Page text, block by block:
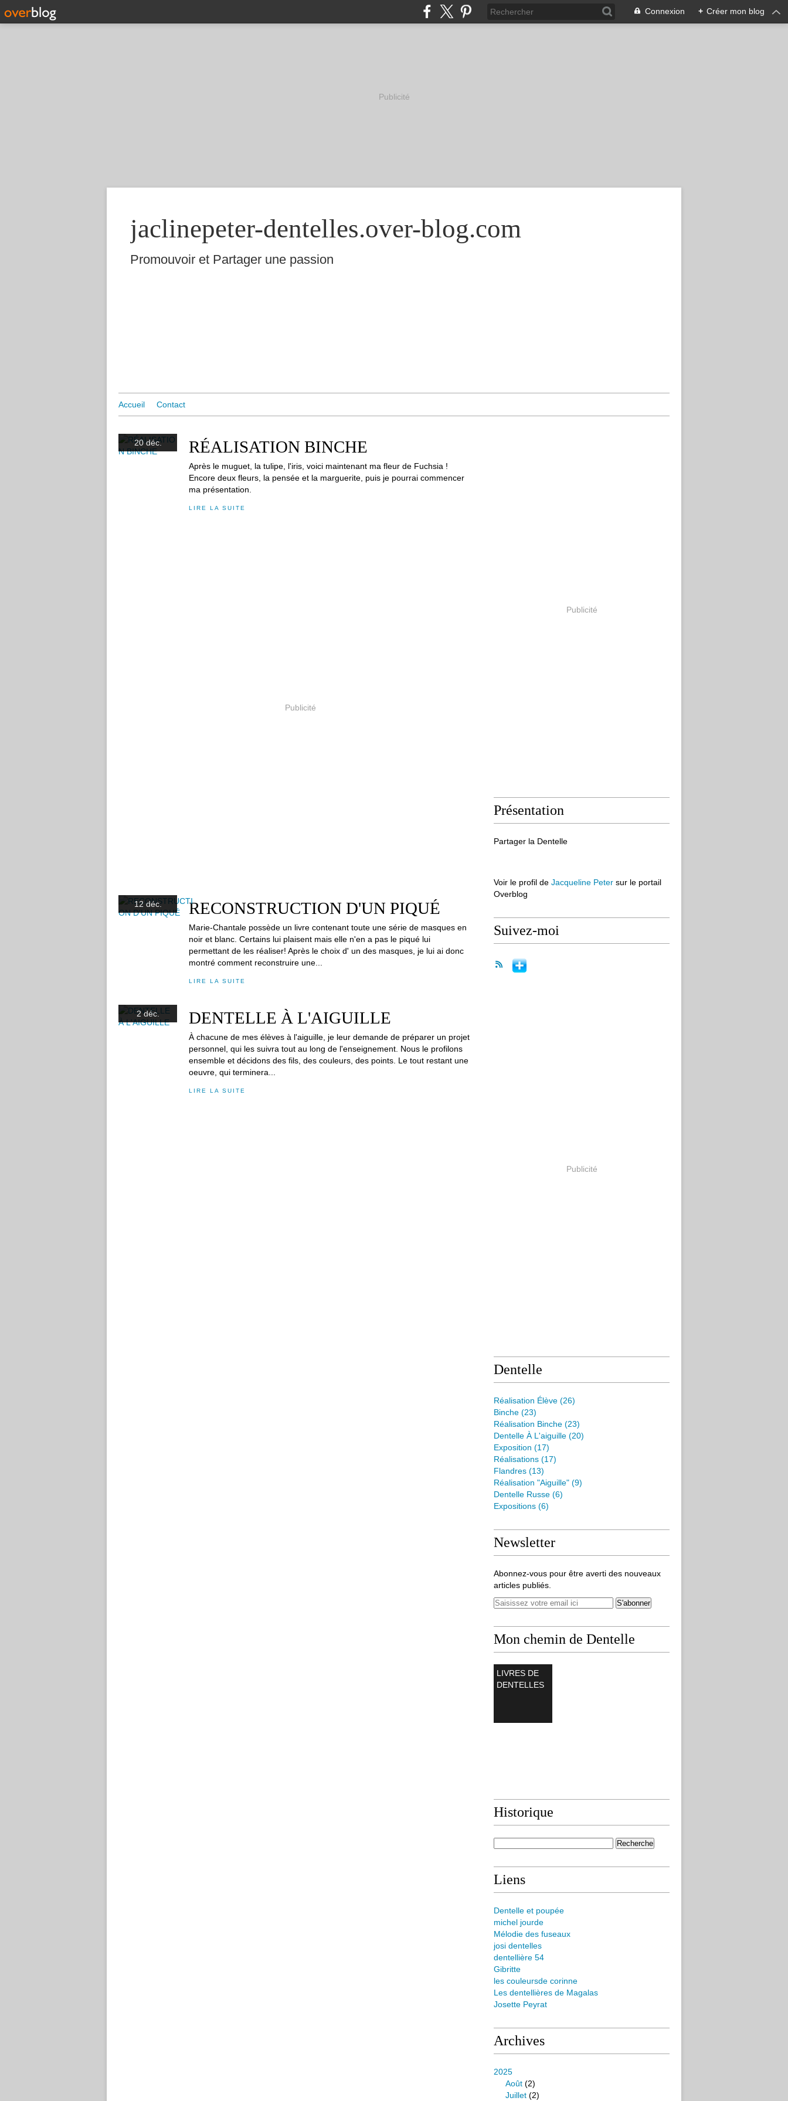
Connexion + Créer mon blog
Publicité
jaclinepeter-dentelles.over-blog.com
Promouvoir et Partager une passion
Accueil Contact
20 déc. RÉALISATION BINCHE
Après le muguet, la tulipe, l'iris, voici maintenant ma fleur de Fuchsia !
Encore deux fleurs, la pensée et la marguerite, puis je pourrai commencer
ma présentation.
LIRE LA SUITE
Publicité
12 déc. RECONSTRUCTION D'UN PIQUÉ
Marie-Chantale possède un livre contenant toute une série de masques en
noir et blanc. Certains lui plaisent mais elle n'en a pas le piqué lui
permettant de les réaliser! Après le choix d' un des masques, je lui ai donc
montré comment reconstruire une...
LIRE LA SUITE
2 déc. DENTELLE À L'AIGUILLE
À chacune de mes élèves à l'aiguille, je leur demande de préparer un projet
personnel, qui les suivra tout au long de l'enseignement. Nous le profilons
ensemble et décidons des fils, des couleurs, des points. Le tout restant une
oeuvre, qui terminera...
LIRE LA SUITE
Publicité
Présentation
Partager la Dentelle
Voir le profil de Jacqueline Peter sur le portail
Overblog
Suivez-moi
Publicité
Dentelle
Réalisation Élève (26)
Binche (23)
Réalisation Binche (23)
Dentelle À L'aiguille (20)
Exposition (17)
Réalisations (17)
Flandres (13)
Réalisation "aiguille" (9)
Dentelle Russe (6)
Expositions (6)
Newsletter
Abonnez-vous pour être averti des nouveaux
articles publiés.
Mon chemin de Dentelle
LIVRES DE
DENTELLES
Historique
Liens
Dentelle et poupée
michel jourde
Mélodie des fuseaux
josi dentelles
dentellière 54
Gibritte
les couleursde corinne
Les dentellières de Magalas
Josette Peyrat
Archives
2025
Août (2)
Juillet (2)